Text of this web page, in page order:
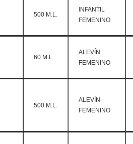
500 M.L.
INFANTIL
FEMENINO
60 M.L.
ALEVÍN
FEMENINO
500 M.L.
ALEVÍN
FEMENINO